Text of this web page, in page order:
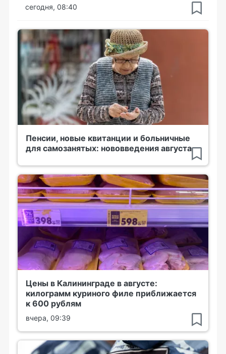
сегодня, 08:40
Пенсии, новые квитанции и больничные
для самозанятых: нововведения августа
Цены в Калининграде в августе:
килограмм куриного филе приближается
к 600 рублям
вчера, 09:39